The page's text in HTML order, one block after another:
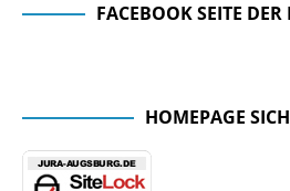
FACEBOOK SEITE DER
HOMEPAGE